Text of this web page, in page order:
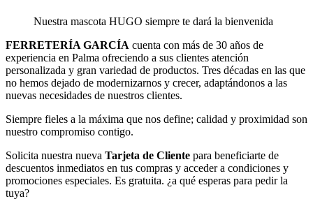
Nuestra mascota HUGO siempre te dará la bienvenida
FERRETERÍA GARCÍA cuenta con más de 30 años de
experiencia en Palma ofreciendo a sus clientes atención
personalizada y gran variedad de productos. Tres décadas en las que
no hemos dejado de modernizarnos y crecer, adaptándonos a las
nuevas necesidades de nuestros clientes.
Siempre fieles a la máxima que nos define; calidad y proximidad son
nuestro compromiso contigo.
Solicita nuestra nueva Tarjeta de Cliente para beneficiarte de
descuentos inmediatos en tus compras y acceder a condiciones y
promociones especiales. Es gratuita. ¿a qué esperas para pedir la
tuya?